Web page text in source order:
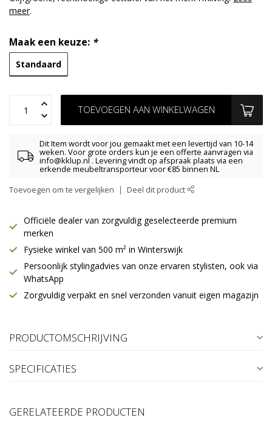
meer.
Maak een keuze: *
Standaard
TOEVOEGEN AAN WINKELWAGEN
Dit Item wordt voor jou gemaakt met een levertijd van 10-14
weken. Voor grote orders kun je een offerte aanvragen via
info@kklup.nl. Levering vindt op afspraak plaats via een
erkende meubeltransporteur voor €85 binnen NL
Toevoegen om te vergelijken Deel dit product
Officiële dealer van zorgvuldig geselecteerde premium
merken
Fysieke winkel van 500 m² in Winterswijk
Persoonlijk stylingadvies van onze ervaren stylisten, ook via
WhatsApp
Zorgvuldig verpakt en snel verzonden vanuit eigen magazijn
PRODUCTOMSCHRIJVING
SPECIFICATIES
GERELATEERDE PRODUCTEN